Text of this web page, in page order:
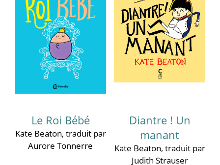
Le Roi Bébé
Kate Beaton, traduit par
Aurore Tonnerre
Diantre ! Un
manant
Kate Beaton, traduit par
Judith Strauser